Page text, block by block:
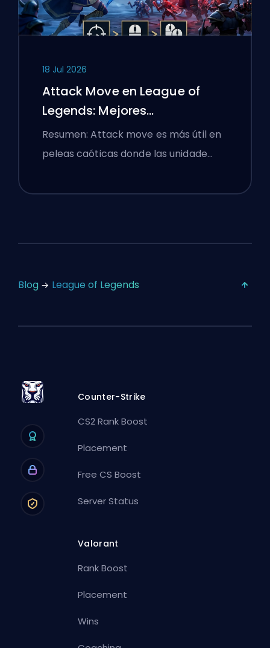
18 Jul 2026
Attack Move en League of
Legends: Mejores
Configuraciones
Resumen: Attack move es más útil en
peleas caóticas donde las unidade…
Blog League of Legends
Counter-Strike
CS2 Rank Boost
Placement
Free CS Boost
Server Status
Valorant
Rank Boost
Placement
Wins